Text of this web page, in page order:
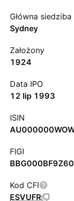
Główna siedziba
Sydney
Założony
1924
Data IPO
12 lip 1993
ISIN
FIGI
BBG000BF9Z60
Kod CFI
ESVUFR